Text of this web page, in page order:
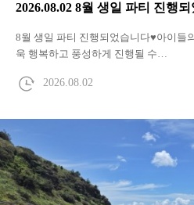
2026.08.02 8월 생일 파티 진행
8월 생일 파티 진행되었습니다♥아이들
욱 행복하고 풍성하게 진행될 수…
2026.08.02